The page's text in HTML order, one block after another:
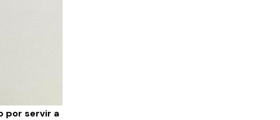
por servir a